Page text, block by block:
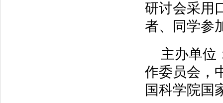
研讨会采用
者、同学参
主办单位
作委员会，
国科学院国